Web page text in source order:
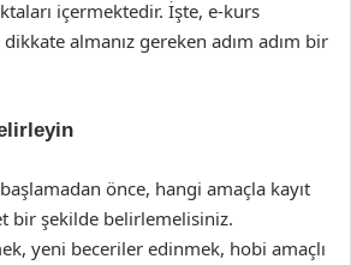
içermektedir. İşte, e-kurs
almanız gereken adım adım bir
önce, hangi amaçla kayıt
bir şekilde belirlemelisiniz.
yeni beceriler edinmek, hobi amaçlı